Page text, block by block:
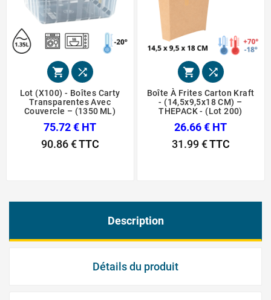
 
Lot (x100) - Boîtes Carty
Transparentes Avec
Couvercle – (1350 ML)
75.72 € HT
90.86 €TTC
 
Boîte À Frites Carton Kraft
- (14,5x9,5x18 CM) –
THEPACK - (Lot 200)
26.66 € HT
31.99 €TTC
Description
Détails du produit